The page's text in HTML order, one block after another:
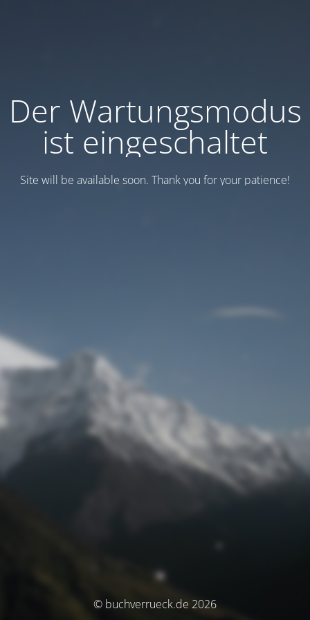
Der Wartungsmodus
ist eingeschaltet
Site will be available soon. Thank you for your patience!
© buchverrueck.de 2026